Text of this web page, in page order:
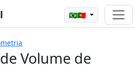
🇧🇷🇵🇹
Volume de